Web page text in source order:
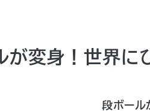
が変身！世界に
段ボール